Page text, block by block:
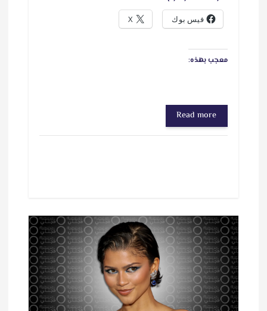
فيس بوك X
معجب بهذه:
Read more